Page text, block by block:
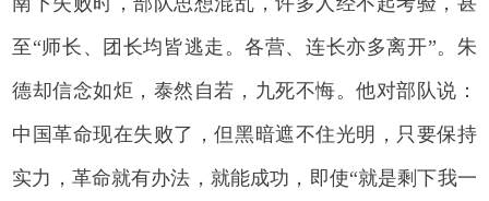
至“师长、团长均皆逃走。各营、连长亦多离开”。朱
德却信念如炬，泰然自若，九死不悔。他对部队说：
中国革命现在失败了，但黑暗遮不住光明，只要保持
实力，革命就有办法，就能成功，即使“就是剩下我一